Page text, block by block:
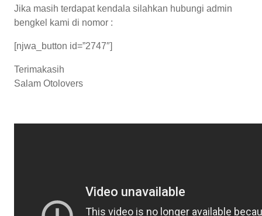
Jika masih terdapat kendala silahkan hubungi admin
bengkel kami di nomor :
[njwa_button id=”2747″]
Terimakasih
Salam Otolovers